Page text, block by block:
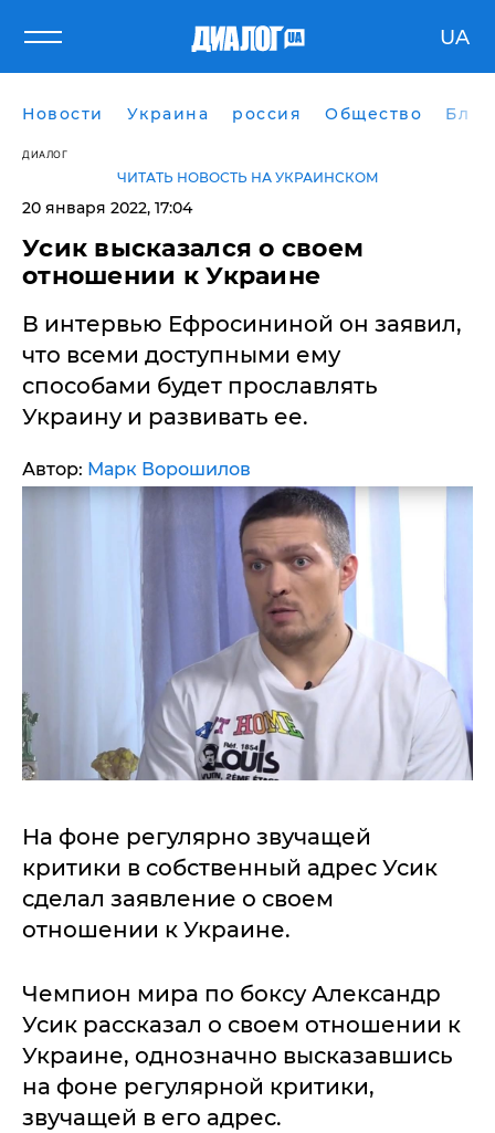
UA
Новости Украина россия Общество
ДИАЛОГ
ЧИТАТЬ НОВОСТЬ НА УКРАИНСКОМ
20 января 2022, 17:04
Усик высказался о своем
отношении к Украине
В интервью Ефросининой он заявил,
что всеми доступными ему
способами будет прославлять
Украину и развивать ее.
Автор: Марк Ворошилов
На фоне регулярно звучащей
критики в собственный адрес Усик
сделал заявление о своем
отношении к Украине.
Чемпион мира по боксу Александр
Усик рассказал о своем отношении к
Украине, однозначно высказавшись
на фоне регулярной критики,
звучащей в его адрес.